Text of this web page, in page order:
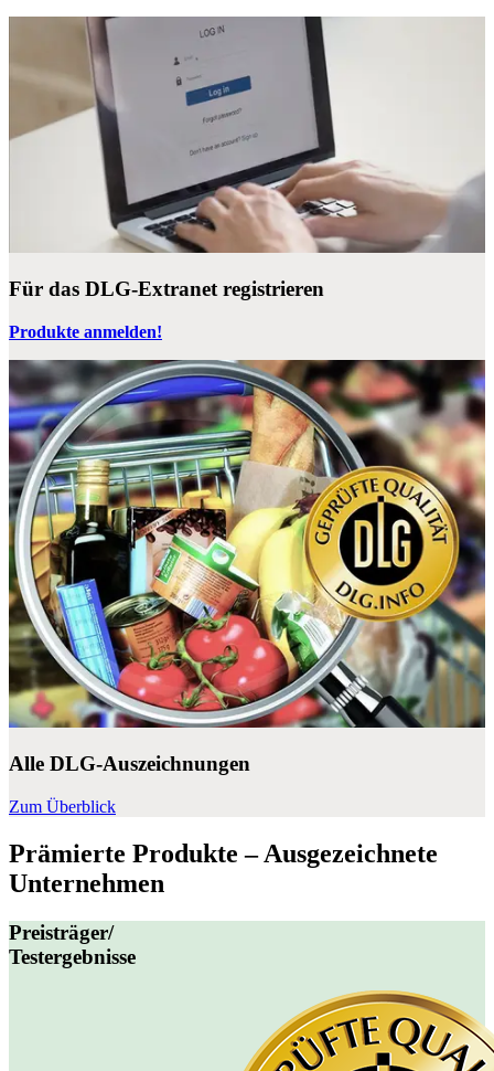
Für das DLG-Extranet registrieren
Produkte anmelden!
Alle DLG-Auszeichnungen
Zum Überblick
Prämierte Produkte – Ausgezeichnete
Unternehmen
Preisträger/
Testergebnisse